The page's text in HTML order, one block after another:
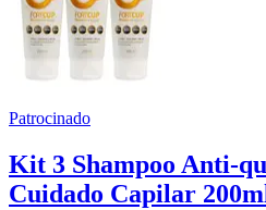
Patrocinado
Kit 3 Shampoo Anti-
Cuidado Capilar